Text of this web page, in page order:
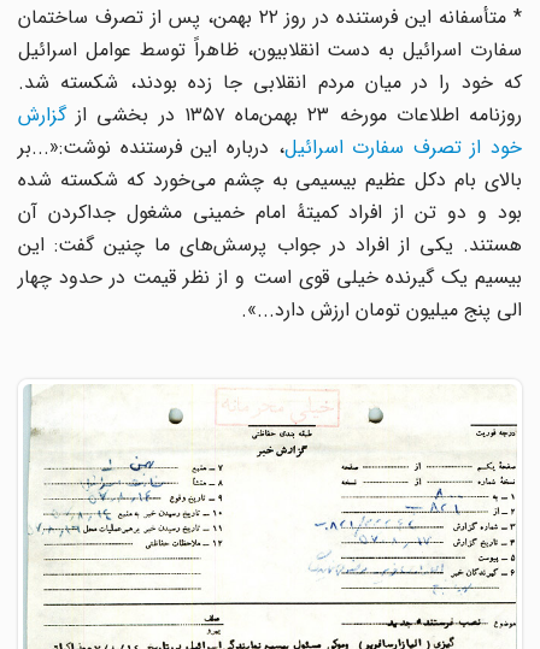
* متأسفانه این فرستنده در روز ۲۲ بهمن، پس از تصرف ساختمان
سفارت اسرائیل به دست انقلابیون، ظاهراً توسط عوامل اسرائیل
که خود را در میان مردم انقلابی جا زده بودند، شکسته شد.
روزنامه اطلاعات مورخه ۲۳ بهمن‌ماه ۱۳۵۷ در بخشی از
گزارش
خود از تصرف سفارت اسرائیل، درباره این فرستنده نوشت:«...بر
بالای بام دکل عظیم بیسیمی به چشم می‌خورد که شکسته شده
بود و دو تن از افراد کمیتۀ امام خمینی مشغول جداکردن آن
هستند. یکی از افراد در جواب پرسش‌های ما چنین گفت: این
بیسیم یک گیرنده خیلی قوی است و از نظر قیمت در حدود چهار
الی پنج میلیون تومان ارزش دارد...».